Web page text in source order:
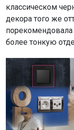
классическом
декора того же
порекомендовала
более тонкую